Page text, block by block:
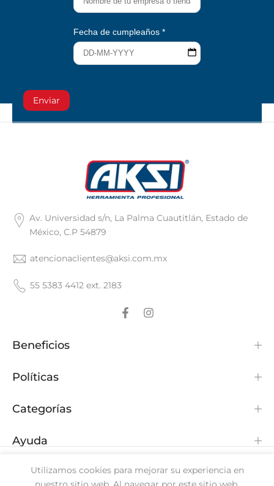
Fecha de cumpleaños
Enviar
Av. Universidad s/n, La Palma Cuautitlán, Estado de
México, C.P 54879
atencionaclientes@aksi.com.mx
55 5383 4412 ext. 2183
Beneficios
Políticas
Categorías
Ayuda
Utilizamos cookies para mejorar su experiencia en